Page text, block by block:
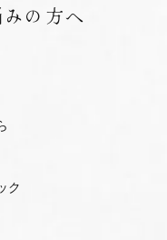
の方へ
ク